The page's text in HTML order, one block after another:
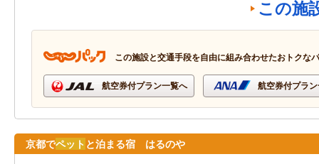
この施
この施設と交通手段を自由に組み合わせたおトクな
航空券付プラン一覧へ 航空券付プラ
京都でペット と泊まる宿 はるのや